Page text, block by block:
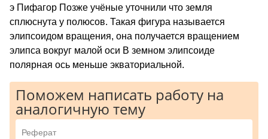
э Пифагор Позже учёные уточнили что земля
сплюснута у полюсов. Такая фигура называется
элипсоидом вращения, она получается вращением
элипса вокруг малой оси В земном элипсоиде
полярная ось меньше экваториальной.
Поможем написать работу на
аналогичную тему
Реферат